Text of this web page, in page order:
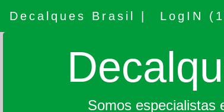
Decalques Brasil | LogIN
Somos especialistas